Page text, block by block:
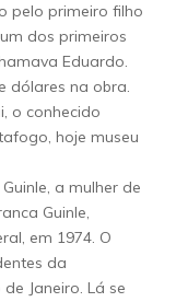
pelo primeiro filho
dos primeiros
Eduardo.
dólares na obra.
o conhecido
hoje museu
a mulher de
Guinle,
em 1974. O
da
Janeiro. Lá se